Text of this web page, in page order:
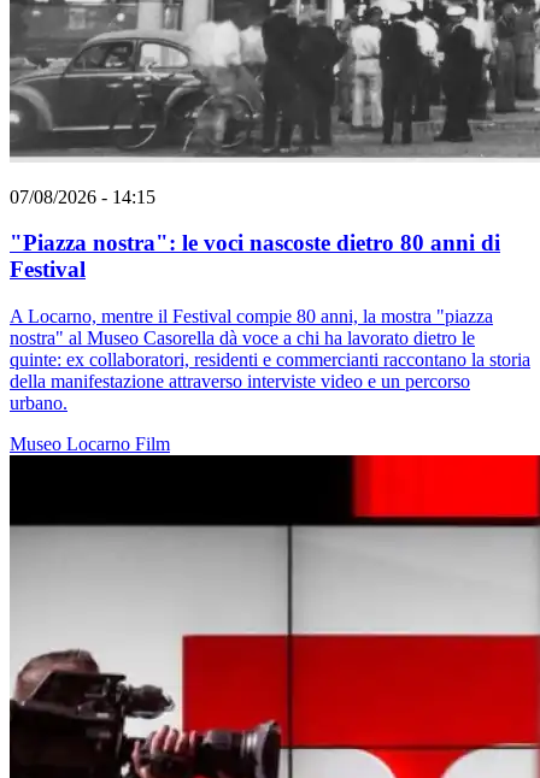
07/08/2026 - 14:15
"Piazza nostra": le voci nascoste dietro 80 anni di
Festival
A Locarno, mentre il Festival compie 80 anni, la mostra "piazza
nostra" al Museo Casorella dà voce a chi ha lavorato dietro le
quinte: ex collaboratori, residenti e commercianti raccontano la storia
della manifestazione attraverso interviste video e un percorso
urbano.
Museo Locarno Film